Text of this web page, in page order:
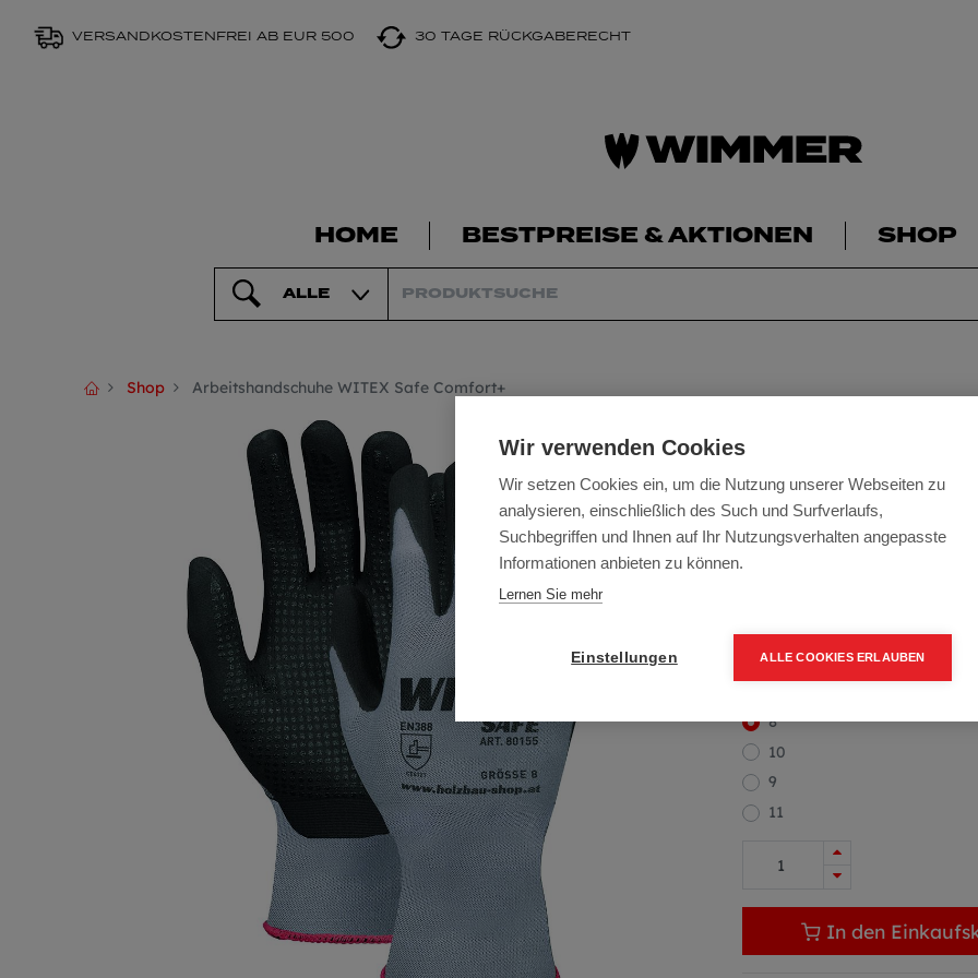
VERSANDKOSTENFREI AB EUR 500 30 TAGE RÜCKGABERECHT
HOME BESTPREISE & AKTIONEN SHOP
ALLE
Shop Arbeitshandschuhe WITEX Safe Comfort+
Artikelnummer:80155-8
Packung (12 Paar)
2,18 € / Paar
8
10
9
11
In den
Wir verwenden Cookies
Wir setzen Cookies ein, um die Nutzung unserer Webseiten zu
analysieren, einschließlich des Such und Surfverlaufs,
Suchbegriffen und Ihnen auf Ihr Nutzungsverhalten angepasste
Informationen anbieten zu können.
Lernen Sie mehr
Einstellungen ALLE COOKIES ERLAUBEN